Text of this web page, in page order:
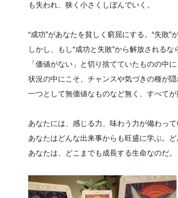
も失われ、狭く小さくしぼんでいく。
“成功”があなたを貧しく窮屈にする。“失敗”
しかし、もし“成功と失敗”から解放される
「価値がない」と切り捨てていたものの中
状況の中にこそ、チャンスや気づきの種が隠
一つとして無価値なものなど無く、すべてが
あなたには、感じる力、味わう力が備わっ
あなたはどんな出来事からも旺盛に学ぶ。ど
あなたは、どこまでも成長する生命なのだ。